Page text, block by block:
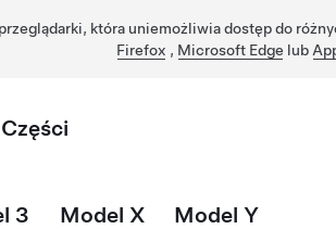
która uniemożliwia dostęp do
Firefox , Microsoft Edge lub
Części
3 Model X Model Y